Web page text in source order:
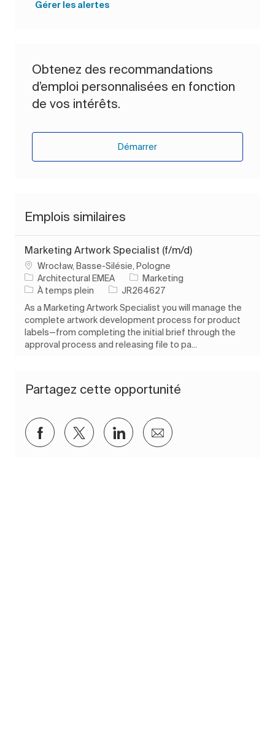
Gérer les alertes
Obtenez des recommandations
d’emploi personnalisées en fonction
de vos intérêts.
Démarrer
Emplois similaires
Marketing Artwork Specialist (f/m/d)
Emplacement
Wrocław, Basse-Silésie, Pologne
Architectural EMEA
Catégorie
Marketing
Type d’emploi
À temps plein ID de l’emploi
JR264627
As a Marketing Artwork Specialist you will manage the
complete artwork development process for product
labels—from completing the initial brief through the
approval process and releasing file to pa...
Partagez cette opportunité
Partager via Facebook
Partager via twitter
Partager via LinkedIn
Partager par e-mail